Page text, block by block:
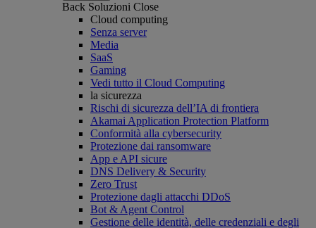
Back Soluzioni Close
Cloud computing
Senza server
Media
SaaS
Gaming
Vedi tutto il Cloud Computing
la sicurezza
Rischi di sicurezza dell’IA di frontiera
Akamai Application Protection Platform
Conformità alla cybersecurity
Protezione dai ransomware
App e API sicure
DNS Delivery & Security
Zero Trust
Protezione dagli attacchi DDoS
Bot & Agent Control
Gestione delle identità, delle credenziali e degli